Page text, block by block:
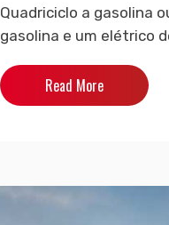
Quadriciclo a gasolina
gasolina e um elétrico
Read More